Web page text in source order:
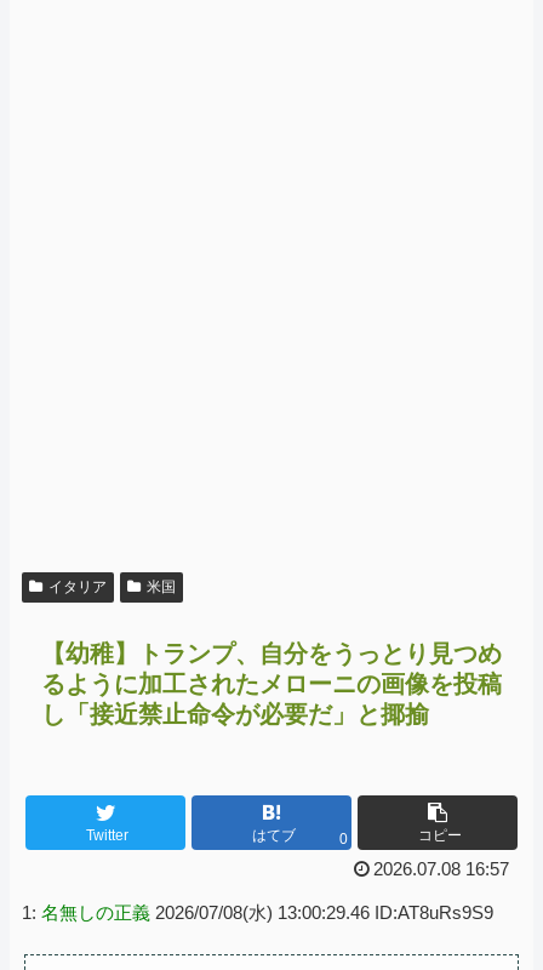
イタリア 米国
【幼稚】トランプ、自分をうっとり見つめ
るように加工されたメローニの画像を投稿
し「接近禁止命令が必要だ」と揶揄
Twitter はてブ 0 コピー
2026.07.08 16:57
1: 名無しの正義 2026/07/08(水) 13:00:29.46 ID:AT8uRs9S9